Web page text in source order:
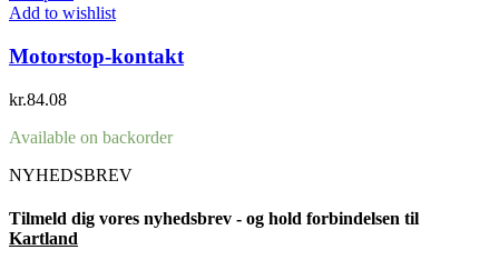
Add to wishlist
Motorstop-kontakt
kr.84.08
Available on backorder
NYHEDSBREV
Tilmeld dig vores nyhedsbrev - og hold forbindelsen til
Kartland